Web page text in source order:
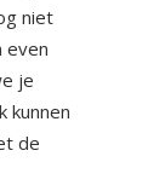
niet
even
je
kunnen
de